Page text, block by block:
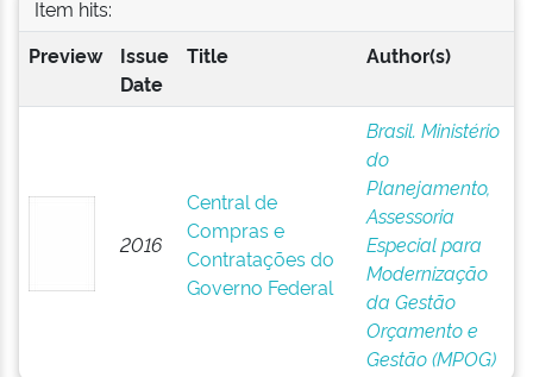
Item hits:
Preview
Issue
Date
Title Author(s)
2016
Central de
Compras e
Contratações do
Governo Federal
Brasil. Ministério
do
Planejamento,
Assessoria
Especial para
Modernização
da Gestão
Orçamento e
Gestão (MPOG)